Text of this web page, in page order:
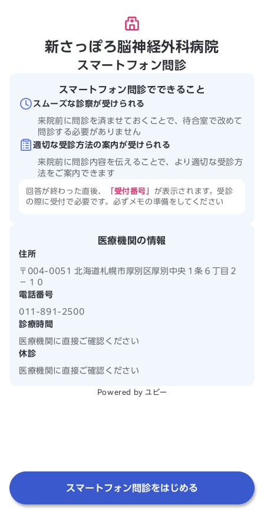
新さっぽろ脳神経外科病院
スマートフォン問診
スマートフォン問診でできること
スムーズな診察が受けられる
来院前に問診を済ませておくことで、待合室で改めて
問診する必要がありません
適切な受診方法の案内が受けられる
来院前に問診内容を伝えることで、より適切な受診方
法をご案内できます
回答が終わった直後、 「受付番号」
が表示されます。受診
の際に受付で必要です。必ずメモの準備をしてください
医療機関の情報
住所
〒004-0051 北海道札幌市厚別区厚別中央１条６丁目２
−１０
電話番号
011-891-2500
診療時間
医療機関に直接ご確認ください
休診
医療機関に直接ご確認ください
Powered by ユビー
スマートフォン問診をはじめる